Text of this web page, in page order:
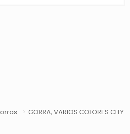
> GORRA, VARIOS COLORES CITY